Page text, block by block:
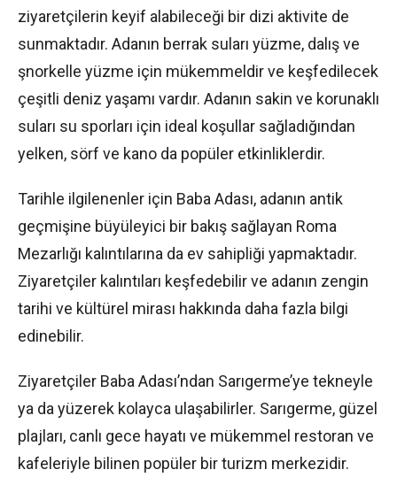
ziyaretçilerin keyif alabileceği bir dizi aktivite de
sunmaktadır. Adanın berrak suları yüzme, dalış ve
şnorkelle yüzme için mükemmeldir ve keşfedilecek
çeşitli deniz yaşamı vardır. Adanın sakin ve korunaklı
suları su sporları için ideal koşullar sağladığından
yelken, sörf ve kano da popüler etkinliklerdir.
Tarihle ilgilenenler için Baba Adası, adanın antik
geçmişine büyüleyici bir bakış sağlayan Roma
Mezarlığı kalıntılarına da ev sahipliği yapmaktadır.
Ziyaretçiler kalıntıları keşfedebilir ve adanın zengin
tarihi ve kültürel mirası hakkında daha fazla bilgi
edinebilir.
Ziyaretçiler Baba Adası’ndan Sarıgerme’ye tekneyle
ya da yüzerek kolayca ulaşabilirler. Sarıgerme, güzel
plajları, canlı gece hayatı ve mükemmel restoran ve
kafeleriyle bilinen popüler bir turizm merkezidir.